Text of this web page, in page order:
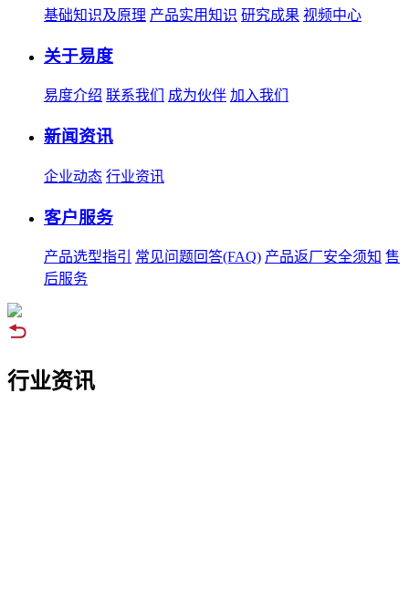
基础知识及原理 产品实用知识 研究成果 视频中心
关于易度
易度介绍 联系我们 成为伙伴 加入我们
新闻资讯
企业动态 行业资讯
客户服务
产品选型指引 常见问题回答(FAQ) 产品返厂安全须知 售
后服务
行业资讯